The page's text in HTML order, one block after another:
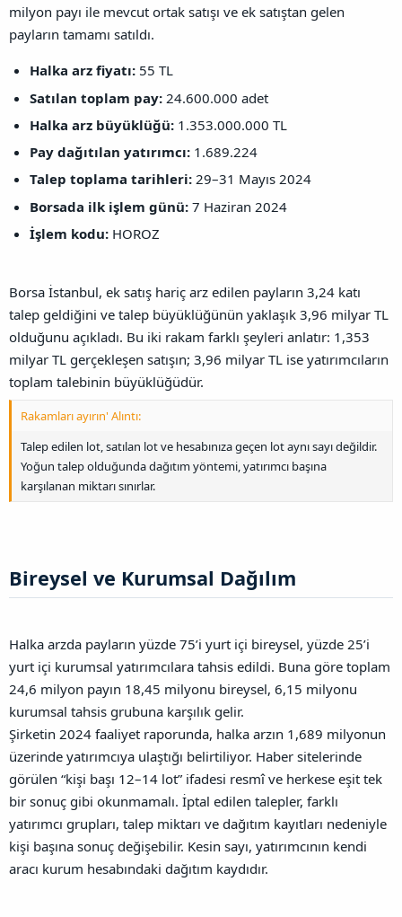
milyon payı ile mevcut ortak satışı ve ek satıştan gelen
payların tamamı satıldı.
Halka arz fiyatı: 55 TL
Satılan toplam pay: 24.600.000 adet
Halka arz büyüklüğü: 1.353.000.000 TL
Pay dağıtılan yatırımcı: 1.689.224
Talep toplama tarihleri: 29–31 Mayıs 2024
Borsada ilk işlem günü: 7 Haziran 2024
İşlem kodu: HOROZ
Borsa İstanbul, ek satış hariç arz edilen payların 3,24 katı
talep geldiğini ve talep büyüklüğünün yaklaşık 3,96 milyar TL
olduğunu açıkladı. Bu iki rakam farklı şeyleri anlatır: 1,353
milyar TL gerçekleşen satışın; 3,96 milyar TL ise yatırımcıların
toplam talebinin büyüklüğüdür.
Rakamları ayırın' Alıntı:
Talep edilen lot, satılan lot ve hesabınıza geçen lot aynı sayı değildir.
Yoğun talep olduğunda dağıtım yöntemi, yatırımcı başına
karşılanan miktarı sınırlar.
Bireysel ve Kurumsal Dağılım​
Halka arzda payların yüzde 75’i yurt içi bireysel, yüzde 25’i
yurt içi kurumsal yatırımcılara tahsis edildi. Buna göre toplam
24,6 milyon payın 18,45 milyonu bireysel, 6,15 milyonu
kurumsal tahsis grubuna karşılık gelir.
Şirketin 2024 faaliyet raporunda, halka arzın 1,689 milyonun
üzerinde yatırımcıya ulaştığı belirtiliyor. Haber sitelerinde
görülen “kişi başı 12–14 lot” ifadesi resmî ve herkese eşit tek
bir sonuç gibi okunmamalı. İptal edilen talepler, farklı
yatırımcı grupları, talep miktarı ve dağıtım kayıtları nedeniyle
kişi başına sonuç değişebilir. Kesin sayı, yatırımcının kendi
aracı kurum hesabındaki dağıtım kaydıdır.